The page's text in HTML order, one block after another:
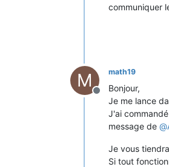
communiquer
M
Offline
math19
Bonjour,
Je me lance
J'ai
message de @
Je vous
Si tout